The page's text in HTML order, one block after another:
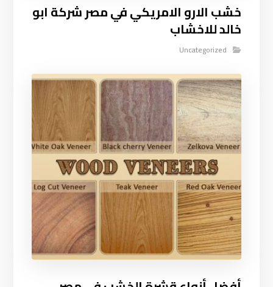
خشب الارو الامريكي في مصر شركة ابو
خالد للاخشاب
Uncategorized